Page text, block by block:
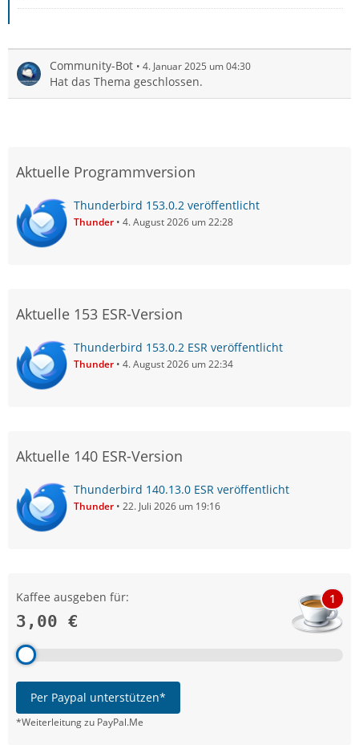
Community-Bot 4. Januar 2025 um 04:30
Hat das Thema geschlossen.
Aktuelle Programmversion
Thunderbird 153.0.2 veröffentlicht
Thunder 4. August 2026 um 22:28
Aktuelle 153 ESR-Version
Thunderbird 153.0.2 ESR veröffentlicht
Thunder 4. August 2026 um 22:34
Aktuelle 140 ESR-Version
Thunderbird 140.13.0 ESR veröffentlicht
Thunder 22. Juli 2026 um 19:16
Kaffee ausgeben für:
3,00 €
1
Per Paypal unterstützen*
*Weiterleitung zu PayPal.Me